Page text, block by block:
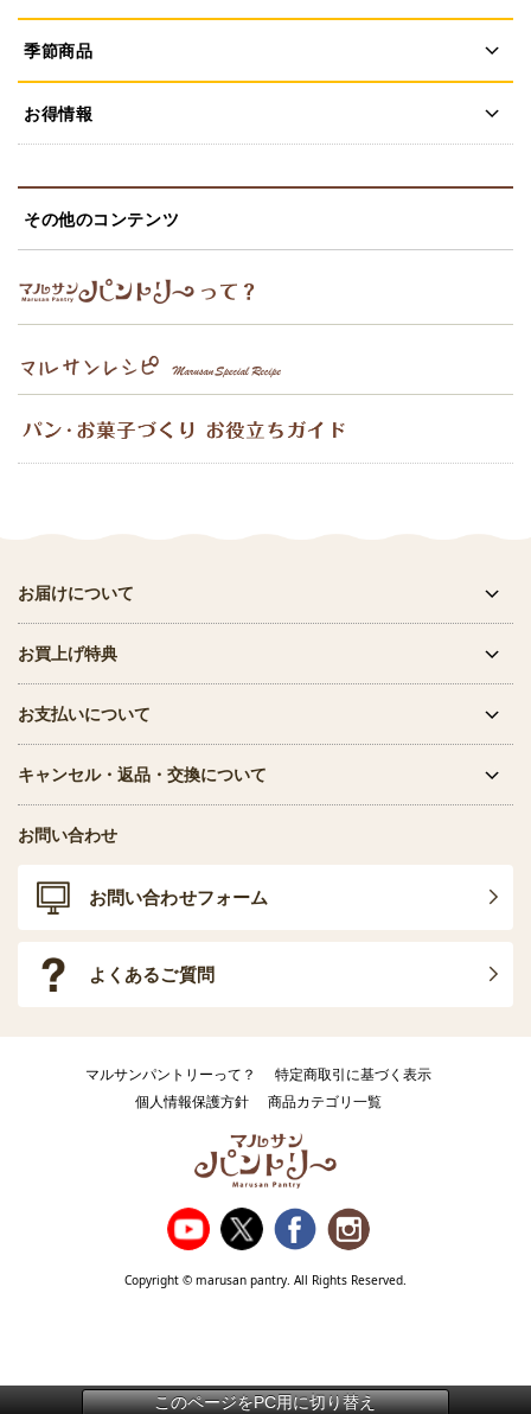
季節商品
お得情報
その他のコンテンツ
お届けについて
お買上げ特典
お支払いについて
キャンセル・返品・交換について
お問い合わせ
お問い合わせフォーム
よくあるご質問
マルサンパントリーって？
特定商取引に基づく表示
個人情報保護方針
商品カテゴリ一覧
Copyright © marusan pantry. All Rights Reserved.
このページをPC用に切り替え